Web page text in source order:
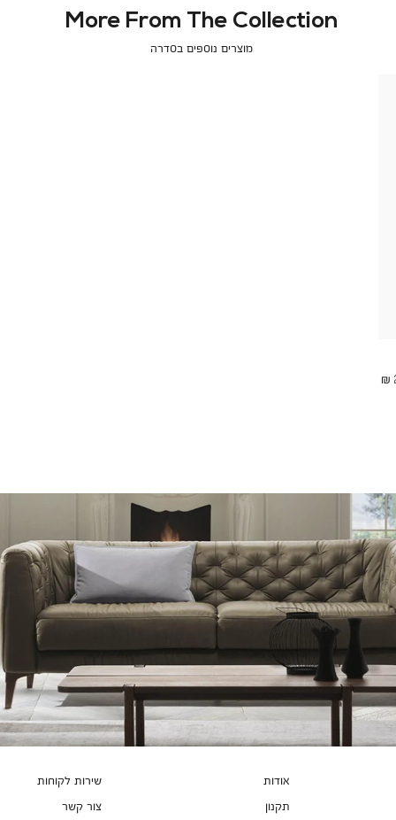
More From The Collection
מוצרים נוספים בסדרה
אודות
תקנון
שירות לקוחות
צור קשר